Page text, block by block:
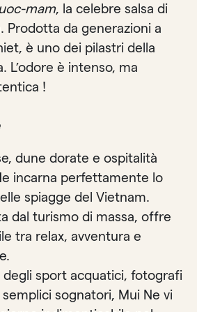
mam, la celebre salsa di
Prodotta da generazioni a
è uno dei pilastri della
L’odore è intenso, ma
!
dune dorate e ospitalità
incarna perfettamente lo
spiagge del Vietnam.
dal turismo di massa, offre
tra relax, avventura e
sport acquatici, fotografi
sognatori, Mui Ne vi